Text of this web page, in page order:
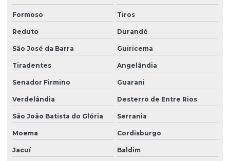
Formoso Tiros
Reduto Durandé
São José da Barra Guiricema
Tiradentes Angelândia
Senador Firmino Guarani
Verdelândia Desterro de Entre Rios
São João Batista do Glória Serrania
Moema Cordisburgo
Jacuí Baldim